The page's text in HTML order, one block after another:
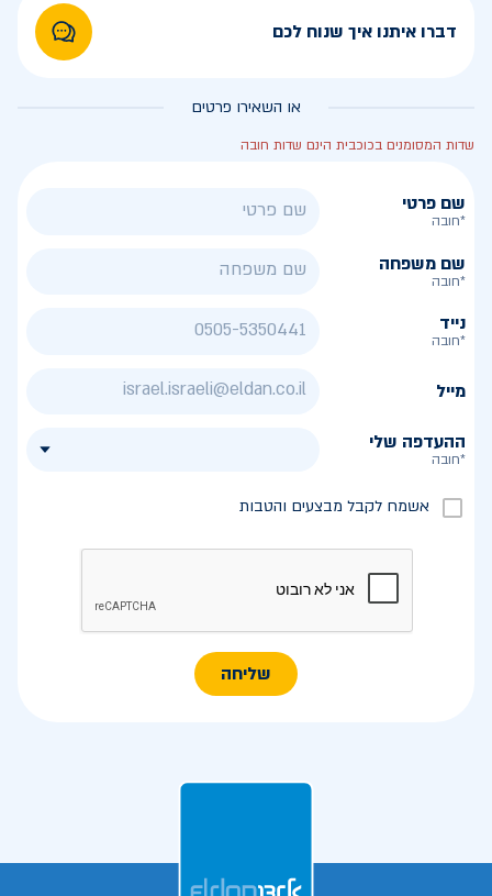
דברו איתנו איך שנוח לכם
או השאירו פרטים
שדות המסומנים בכוכבית הינם שדות חובה
שם פרטי
*חובה
שם משפחה
*חובה
נייד
*חובה
מייל
ההעדפה שלי
*חובה
אשמח לקבל מבצעים והטבות
שליחה